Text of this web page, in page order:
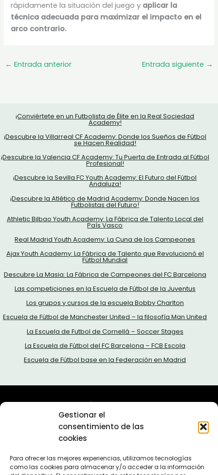
Gestionar el
consentimiento de las
cookies
Para ofrecer las mejores experiencias, utilizamos tecnologías
como las cookies para almacenar y/o acceder a la información
rápidamente la situación del juego y aplicar la
técnica adecuada para maximizar el impacto en el
arco contrario.
← Entrada anterior Entrada siguiente →
¡Conviértete en un Futbolista de Élite en la Real Sociedad
Academy!
¡Descubre la Villarreal CF Academy: Donde los Sueños de Fútbol
se Hacen Realidad!
¡Descubre la Valencia CF Academy: Tu Puerta de Entrada al Fútbol
Profesional!
¡Descubre la Sevilla FC Youth Academy: El Futuro del Fútbol
Andaluza!
¡Descubre la Atlético de Madrid Academy: Donde Nacen los
Futbolistas del Futuro!
Athletic Bilbao Youth Academy: La Fábrica de Talento Local del
País Vasco
Real Madrid Youth Academy: La Cuna de los Campeones
Ajax Youth Academy: La Fábrica de Talento que Revolucionó el
Fútbol Mundial
Descubre La Masia: La Fábrica de Campeones del FC Barcelona
Las competiciones en la Escuela de Fútbol de la Juventus
Los grupos y cursos de la escuela Bobby Charlton
Escuela de Fútbol de Manchester United – la filosofía Man United
La Escuela de Futbol de Cornellá – Soccer Stages
La Escuela de Fútbol del FC Barcelona – FCB Escola
Escuela de Fútbol base en la Federación en Madrid
Sobre nosotros
Política de privacidad
Política de cookies (UE)
Contacta con nosotros
En 2011 lanzamos el proyecto Escuelas de Fútbol. Más de
10 años después seguimos aquí, ofreciendole la mejor